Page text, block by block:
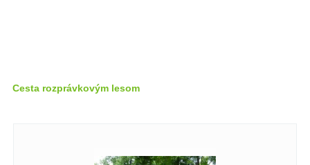
Cesta rozprávkovým lesom